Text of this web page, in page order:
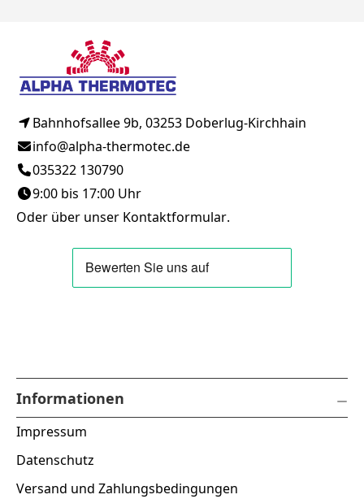
Bahnhofsallee 9b, 03253 Doberlug-Kirchhain
info@alpha-thermotec.de
035322 130790
9:00 bis 17:00 Uhr
Oder über unser Kontaktformular.
Informationen
Impressum
Datenschutz
Versand und Zahlungsbedingungen